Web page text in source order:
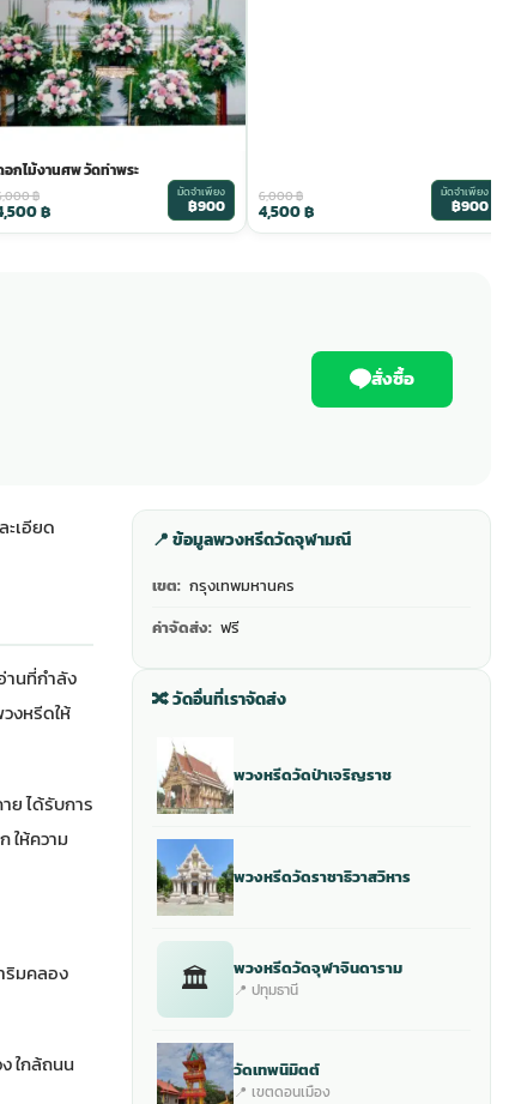
อกไม้งานศพ วัดท่าพระ
฿
฿
มัดจำเพียง
฿900 6,000฿
4,500฿
มัดจำเพียง
฿900
สั่งซื้อ
เอียด
นที่กำลัง
งหรีดให้
ย ได้รับการ
ให้ความ
ริมคลอง
ใกล้ถนน
📍 ข้อมูลพวงหรีดวัดจุฬามณี
เขต: กรุงเทพมหานคร
ค่าจัดส่ง: ฟรี
🔀 วัดอื่นที่เราจัดส่ง
พวงหรีดวัดป่าเจริญราช
พวงหรีดวัดราชาธิวาสวิหาร
🏛 พวงหรีดวัดจุฬาจินดาราม
📍 ปทุมธานี
วัดเทพนิมิตต์
📍 เขตดอนเมือง